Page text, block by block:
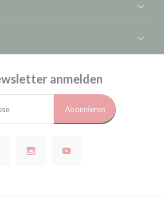
anmelden
Abonnieren